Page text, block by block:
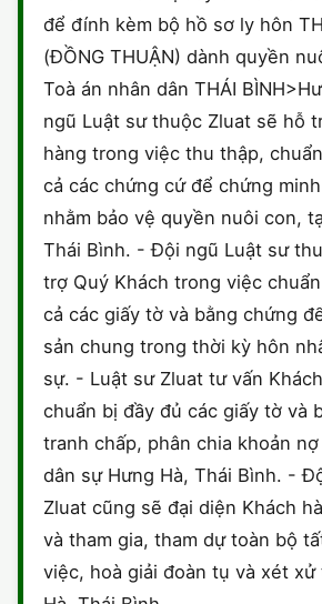
để đính kèm bộ hồ sơ ly hôn
(ĐỒNG THUẬN) dành quyền
Toà án nhân dân THÁI
ngũ Luật sư thuộc Zluat sẽ hỗ
hàng trong việc thu thập,
cả các chứng cứ để chứng
nhằm bảo vệ quyền nuôi con,
Thái Bình. - Đội ngũ Luật sư
trợ Quý Khách trong việc
cả các giấy tờ và bằng chứng
sản chung trong thời kỳ hôn
sự. - Luật sư Zluat tư vấn
chuẩn bị đầy đủ các giấy tờ và
tranh chấp, phân chia khoản
dân sự Hưng Hà, Thái Bình. -
Zluat cũng sẽ đại diện Khách
và tham gia, tham dự toàn bộ
việc, hoà giải đoàn tụ và xét xử